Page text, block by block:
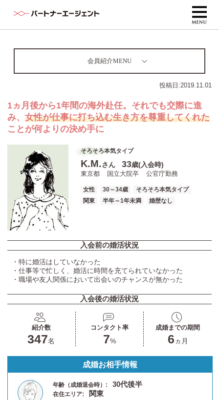
会員紹介MENU
投稿日:2019.11.01
1ヵ月後から1年間の海外赴任。それでも交際に進
み、 女性が仕事に打ち込む生き方を尊重してくれた
ことが何よりの決め手に
そろそろ本気タイプ
K.M.さん 33歳(入会時)
東京都 国立大院卒 公官庁勤務
女性 30～34歳
そろそろ本気タイプ
関東
半年～1年未満 婚歴なし
入会前の婚活状況
・特に婚活はしていなかった
・仕事等で忙しく、婚活に時間を充てられていなかった
・職場や友人関係において出会いのチャンスが無かった
入会後の婚活状況
紹介数
347名
コンタクト率
7%
成婚までの期間
6 ヵ月
成婚お相手情報
年齢（成婚退会時）: 30代後半
在住エリア: 関東